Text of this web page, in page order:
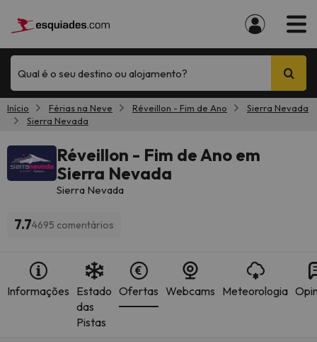
Qual é o seu destino ou alojamento?
Início Férias na Neve Réveillon - Fim de Ano
Sierra Nevada
Sierra Nevada
Réveillon - Fim de Ano em
Sierra Nevada
Sierra Nevada
7.74695 comentários
Informações Estado
das
Pistas
Ofertas Webcams Meteorologia